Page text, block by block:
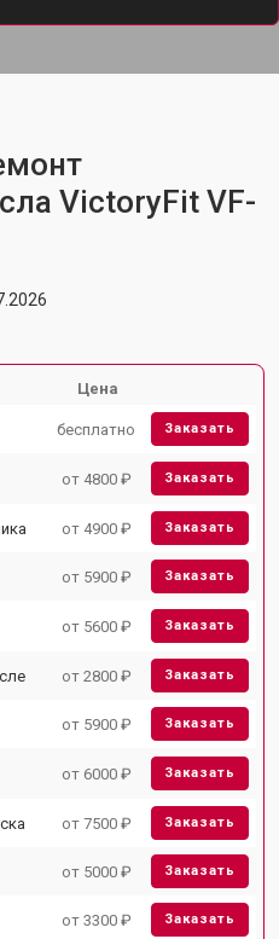
VictoryFit VF-
Цена
бесплатно Заказать
от 4800 ₽ Заказать
от 4900 ₽ Заказать
от 5900 ₽ Заказать
от 5600 ₽ Заказать
от 2800 ₽ Заказать
от 5900 ₽ Заказать
от 6000 ₽ Заказать
от 7500 ₽ Заказать
от 5000 ₽ Заказать
от 3300 ₽ Заказать